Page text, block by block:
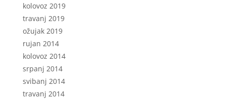
kolovoz 2019
travanj 2019
ožujak 2019
rujan 2014
kolovoz 2014
srpanj 2014
svibanj 2014
travanj 2014